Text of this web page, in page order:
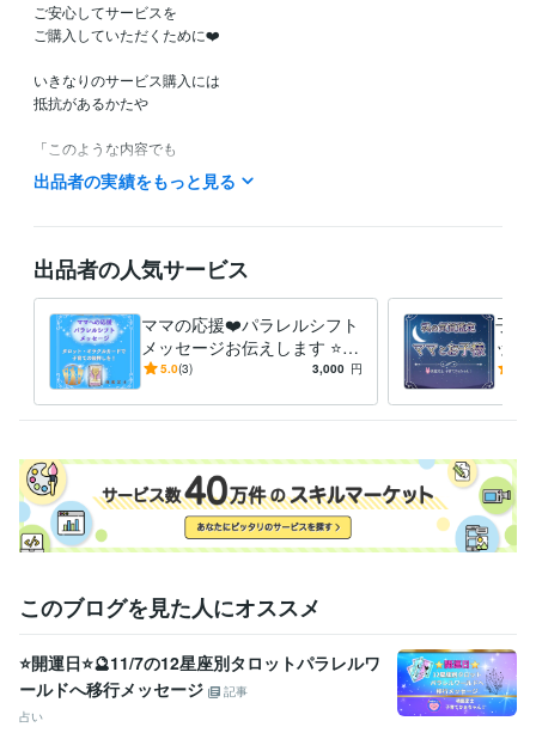
ご安心してサービスを
ご購入していただくために❤️
いきなりのサービス購入には
抵抗があるかたや
「このような内容でも
鑑定してもらえるのかなぁ？」など
お気軽に
ホーム画面の「メッセージ」
のところから
お問い合わせください。
こちらから
返信させていただきまして
させていただきます❤️
ご納得いただけましたら
サービスのご購入のお手続きを
お願いいたします(*^^*)
ご相談や鑑定を
お受けいただいた後に
感じていただけますよう
鑑定書を作成しております。
出品者の実績をもっと見る
出品者の人気サービス
ママの応援❤️パラレルシフト
メッセージお伝えします ⭐️タ
ロット・オラクルカード⭐️子
5.0(3) 3,000 円
子育
ット
子の
このブログを見た人にオススメ
⭐開運日⭐🔮11/7の12星座別タロットパラレルワ
ールドへ移行メッセージ
記事
占い